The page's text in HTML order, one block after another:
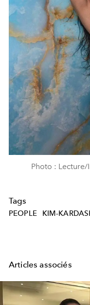
Photo : Lecture/
Tags
PEOPLE KIM-
Articles associés